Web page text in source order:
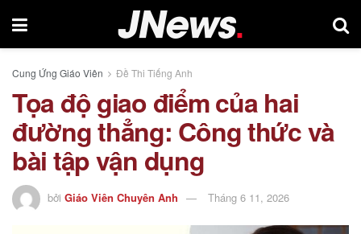
Cung Ứng Giáo Viên Đề Thi Tiếng Anh
Tọa độ giao điểm của hai
đường thẳng: Công thức và
bài tập vận dụng
bởi Giáo Viên Chuyên Anh Tháng 6 11, 2026